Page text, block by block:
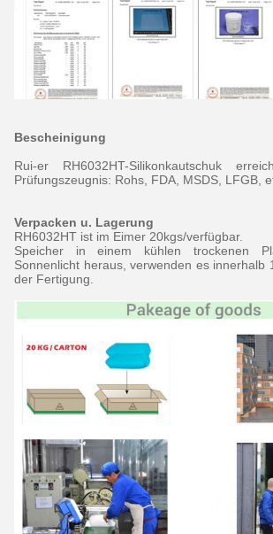
Bescheinigung
Rui-er RH6032HT-Silikonkautschuk
Prüfungszeugnis: Rohs, FDA, MSDS, LFGB,
Verpacken u. Lagerung
RH6032HT ist im Eimer 20kgs/verfügbar.
Speicher in einem kühlen trockenen
Sonnenlicht heraus, verwenden es innerhalb
der Fertigung.